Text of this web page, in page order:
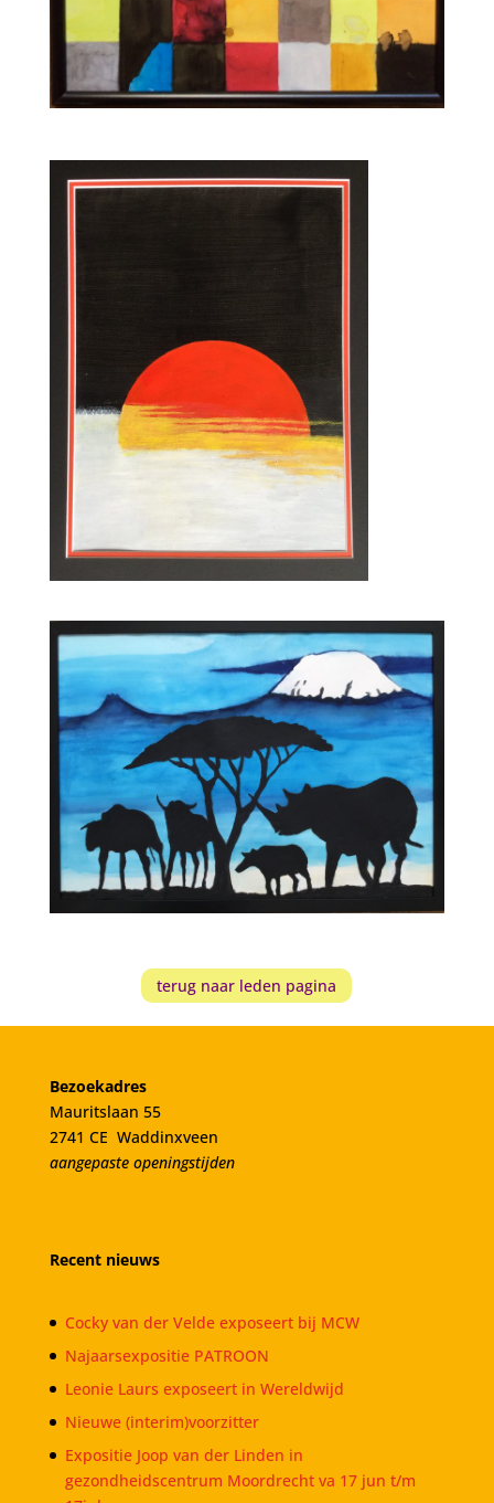
terug naar leden pagina
Bezoekadres
Mauritslaan 55
2741 CE Waddinxveen
aangepaste openingstijden
Recent nieuws
Cocky van der Velde exposeert bij MCW
Najaarsexpositie PATROON
Leonie Laurs exposeert in Wereldwijd
Nieuwe (interim)voorzitter
Expositie Joop van der Linden in
gezondheidscentrum Moordrecht va 17 jun t/m